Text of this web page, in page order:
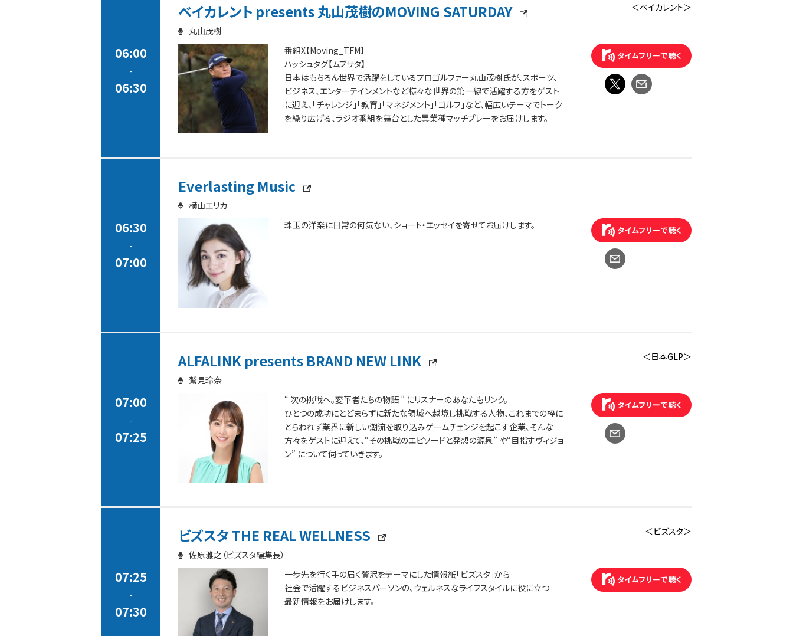
06:00
-
06:30
ベイカレント presents 丸山茂樹のMOVING SATURDAY
＜ベイカレント＞
丸山茂樹
番組X【Moving_TFM】
ハッシュタグ【ムブサタ】
日本はもちろん世界で活躍をしているプロゴルファー丸山茂樹氏が、スポーツ、
ビジネス、エンターテインメントなど様々な世界の第一線で活躍する方をゲスト
に迎え、「チャレンジ」「教育」「マネジメント」「ゴルフ」など、幅広いテーマでトーク
を繰り広げる、ラジオ番組を舞台とした異業種マッチプレーをお届けします。
06:30
-
07:00
Everlasting Music
横山エリカ
珠玉の洋楽に日常の何気ない、ショート・エッセイを寄せてお届けします。
07:00
-
07:25
ALFALINK presents BRAND NEW LINK
＜日本GLP＞
鷲見玲奈
“ 次の挑戦へ。変革者たちの物語 ” にリスナーのあなたもリンク。
ひとつの成功にとどまらずに新たな領域へ越境し挑戦する人物、これまでの枠に
とらわれず業界に新しい潮流を取り込みゲームチェンジを起こす企業、そんな
方々をゲストに迎えて、“その挑戦のエピソードと発想の源泉” や“目指すヴィジョ
ン” について伺っていきます。
07:25
-
07:30
ビズスタ THE REAL WELLNESS
＜ビズスタ＞
佐原雅之（ビズスタ編集長）
一歩先を行く手の届く贅沢をテーマにした情報紙「ビズスタ」から
社会で活躍するビジネスパーソンの、ウェルネスなライフスタイルに役に立つ
最新情報をお届けします。